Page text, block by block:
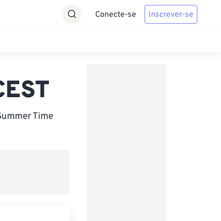
Conecte-se Inscrever-se
Time